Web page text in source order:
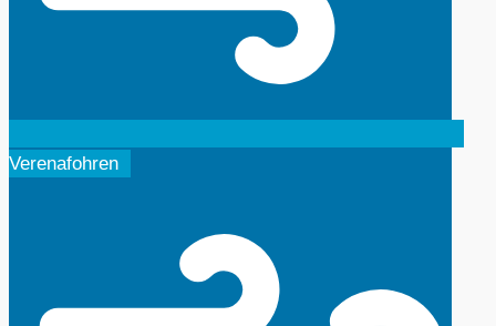
Verenafohren